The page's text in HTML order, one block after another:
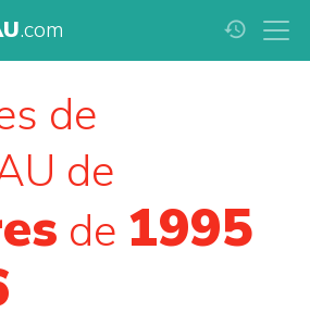
.com history
de
de
de 1995